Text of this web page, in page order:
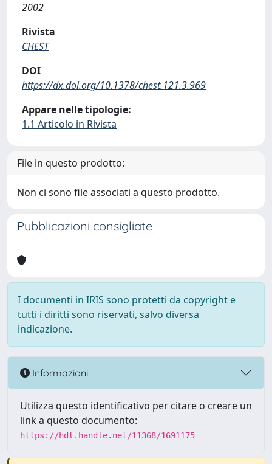
2002
Rivista
CHEST
DOI
https://dx.doi.org/10.1378/chest.121.3.969
Appare nelle tipologie:
1.1 Articolo in Rivista
File in questo prodotto:
Non ci sono file associati a questo prodotto.
Pubblicazioni consigliate
I documenti in IRIS sono protetti da copyright e
tutti i diritti sono riservati, salvo diversa
indicazione.
Informazioni
Utilizza questo identificativo per citare o creare un
link a questo documento:
https://hdl.handle.net/11368/1691175